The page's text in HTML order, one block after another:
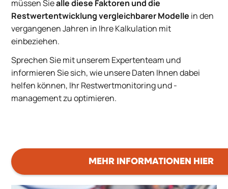
müssen Siealle diese Faktoren und die
Restwertentwicklung vergleichbarer Modelle in den
vergangenen Jahren in Ihre Kalkulation mit
einbeziehen.
Sprechen Sie mit unserem Expertenteam und
informieren Sie sich, wie unsere Daten Ihnen dabei
helfen können, Ihr Restwertmonitoring und -
management zu optimieren.
MEHR INFORMATIONEN HIER